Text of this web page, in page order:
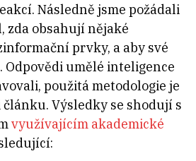
Následně jsme požádali
zda obsahují nějaké
prvky, a aby své
umělé inteligence
použitá metodologie je
Výsledky se shodují s
využívajícím akademické